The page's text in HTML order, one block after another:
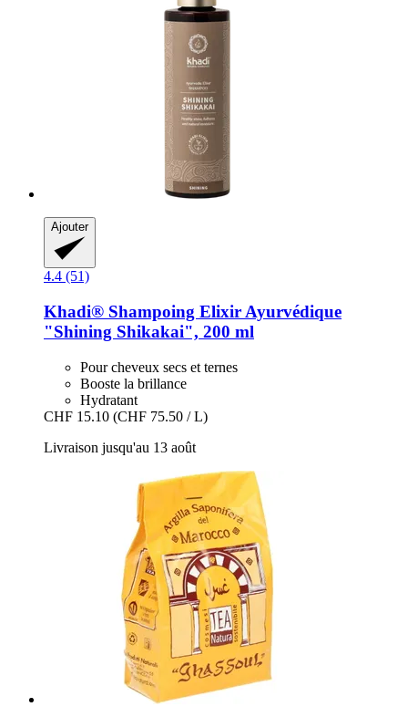
Ajouter
4.4 (51)
Khadi® Shampoing Elixir Ayurvédique
"Shining Shikakai", 200 ml
Pour cheveux secs et ternes
Booste la brillance
Hydratant
CHF 15.10 (CHF 75.50 / L)
Livraison jusqu'au 13 août